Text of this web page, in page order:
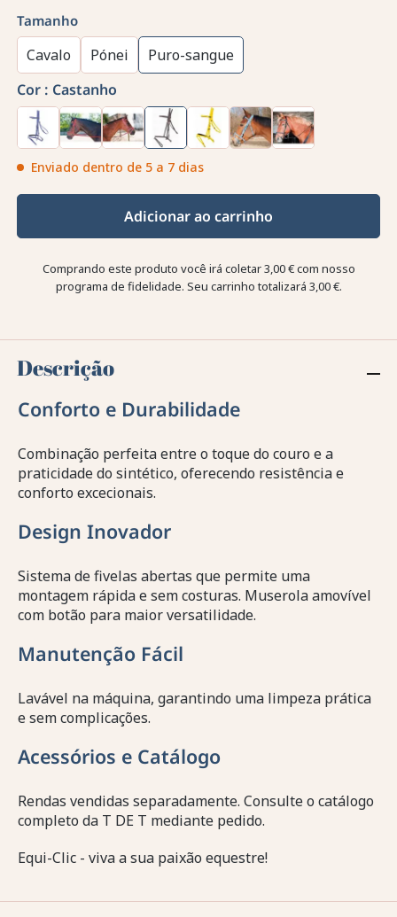
Tamanho
Cavalo Pónei
Puro-sangue
Cor : Castanho
Enviado dentro de 5 a 7 dias
Adicionar ao carrinho
Comprando este produto você irá coletar3,00 €com nosso
programa de fidelidade. Seu carrinho totalizará 3,00 €.
Descrição
Conforto e Durabilidade
Combinação perfeita entre o toque do couro e a
praticidade do sintético, oferecendo resistência e
conforto excecionais.
Design Inovador
Sistema de fivelas abertas que permite uma
montagem rápida e sem costuras. Muserola amovível
com botão para maior versatilidade.
Manutenção Fácil
Lavável na máquina, garantindo uma limpeza prática
e sem complicações.
Acessórios e Catálogo
Rendas vendidas separadamente. Consulte o catálogo
completo da T DE T mediante pedido.
Equi-Clic - viva a sua paixão equestre!